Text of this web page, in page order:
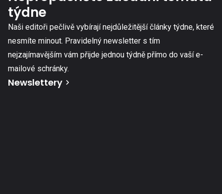
týdne
Naši editoři pečlivě vybírají nejdůležitější články týdne, které
nesmíte minout. Pravidelný newsletter s tím
nejzajímavějším vám přijde jednou týdně přímo do vaší e-
mailové schránky.
Newslettery